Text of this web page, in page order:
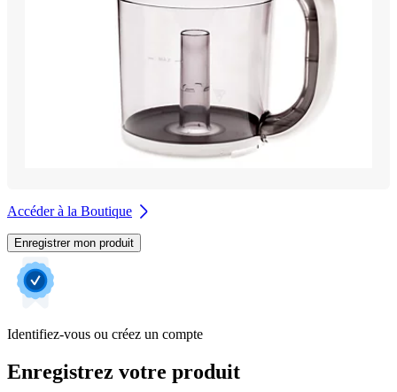
Accéder à la Boutique
Enregistrer mon produit
Identifiez-vous ou créez un compte
Enregistrez votre produit